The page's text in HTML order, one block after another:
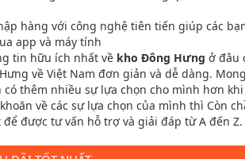
hàng với công nghệ tiên tiến giúp các
app và máy tính
tin hữu ích nhất về kho Đông Hưng ở đâu
về Việt Nam đơn giản và dễ dàng.
có thêm nhiều sự lựa chọn cho mình hơn
về các sự lựa chọn của mình thì Còn
được tư vấn hỗ trợ và giải đáp từ A đến Z.